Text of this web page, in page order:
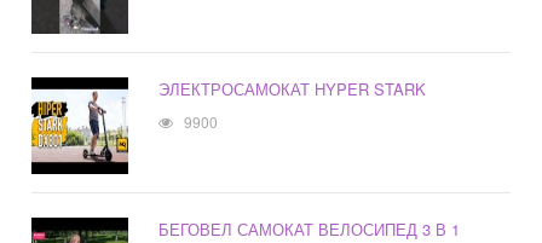
ЭЛЕКТРОСАМОКАТ HYPER STARK
9900
БЕГОВЕЛ САМОКАТ ВЕЛОСИПЕД 3 В 1